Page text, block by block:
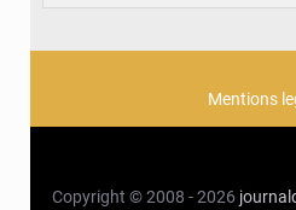
Mentions
Copyright © 2008 - 2026